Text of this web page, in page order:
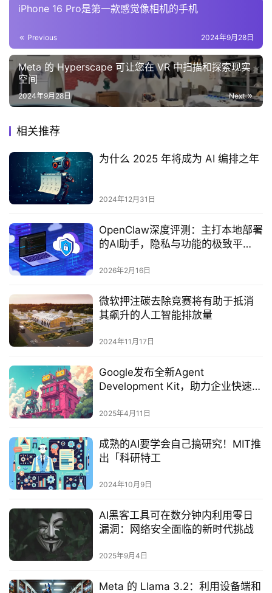
iPhone 16 Pro是第一款感觉像相机的手机
Previous 2024年9月28日
Meta 的 Hyperscape 可让您在 VR 中扫描和探索现实
空间
Next
2024年9月28日
相关推荐
为什么 2025 年将成为 AI 编排之年
2024年12月31日
OpenClaw深度评测：主打本地部署
的AI助手，隐私与功能的极致平
2026年2月16日
微软押注碳去除竞赛将有助于抵消
其飙升的人工智能排放量
2024年11月17日
Google发布全新Agent
Development Kit，助力企业快速构
2025年4月11日
成熟的AI要学会自己搞研究！MIT推
出「科研特工
2024年10月9日
AI黑客工具可在数分钟内利用零日
漏洞：网络安全面临的新时代挑战‌
2025年9月4日
Meta 的 Llama 3.2：利用设备端和